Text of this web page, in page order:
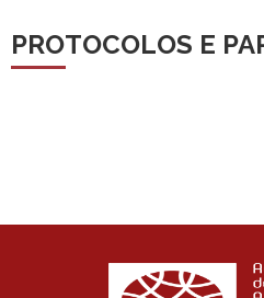
PROTOCOLOS E